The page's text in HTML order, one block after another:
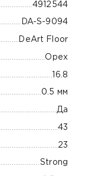
4912544
DA-S-9094
DeArt Floor
Орех
16.8
0.5 мм
Да
43
23
Strong